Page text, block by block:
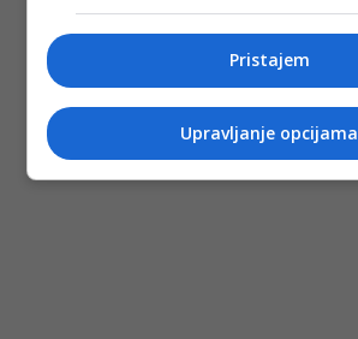
Pristajem
Upravljanje opcijama